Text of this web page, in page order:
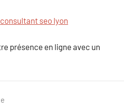
consultant seo lyon​
présence en ligne avec un